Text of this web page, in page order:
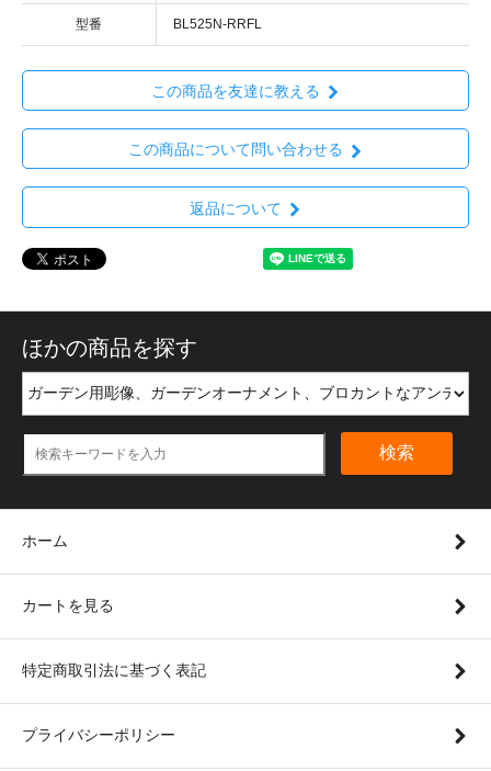
型番 BL525N-RRFL
この商品を友達に教える
この商品について問い合わせる
返品について
ほかの商品を探す
検索
ホーム
カートを見る
特定商取引法に基づく表記
プライバシーポリシー